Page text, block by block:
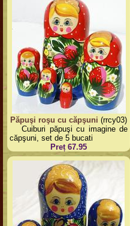
Păpuşi roşu cu căpşuni (rrcy03)
Cuiburi păpuşi cu imagine de
căpşuni, set de 5 bucati
Preț 67.95